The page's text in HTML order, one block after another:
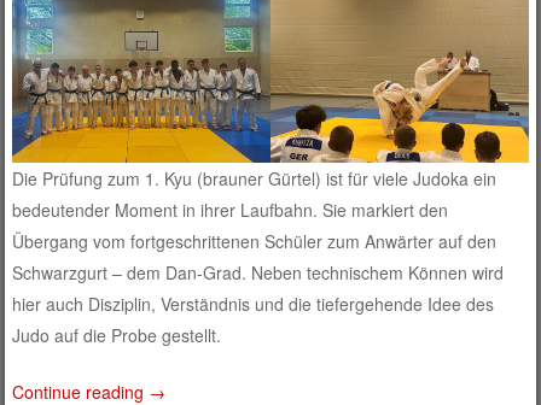
Die Prüfung zum 1. Kyu (brauner Gürtel) ist für viele Judoka ein
bedeutender Moment in ihrer Laufbahn. Sie markiert den
Übergang vom fortgeschrittenen Schüler zum Anwärter auf den
Schwarzgurt – dem Dan-Grad. Neben technischem Können wird
hier auch Disziplin, Verständnis und die tiefergehende Idee des
Judo auf die Probe gestellt.
Continue reading →